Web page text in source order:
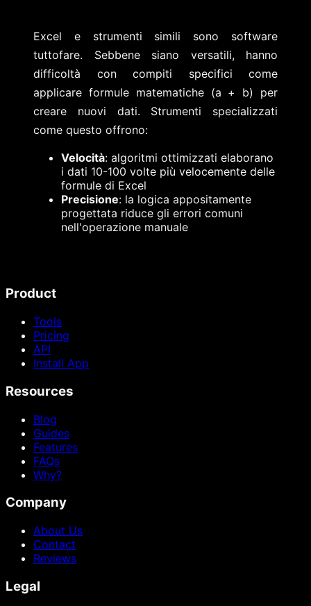
Excel e strumenti simili sono software
tuttofare. Sebbene siano versatili, hanno
difficoltà con compiti specifici come
applicare formule matematiche (a + b) per
creare nuovi dati. Strumenti specializzati
come questo offrono:
Velocità: algoritmi ottimizzati elaborano
i dati 10-100 volte più velocemente delle
formule di Excel
Precisione: la logica appositamente
progettata riduce gli errori comuni
nell'operazione manuale
Product
Tools
Pricing
API
Install App
Resources
Blog
Guides
Features
FAQs
Why?
Company
About Us
Contact
Reviews
Legal